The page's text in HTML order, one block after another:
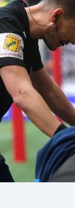
Curling
Dostihy
Florbal
Futsal
Golf
Gymnastika